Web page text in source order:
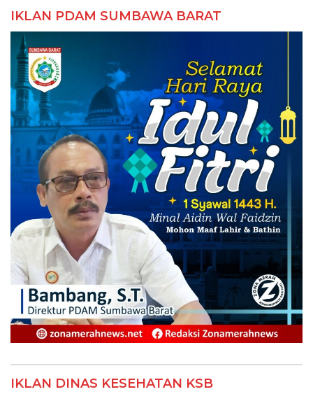
IKLAN PDAM SUMBAWA BARAT
IKLAN DINAS KESEHATAN KSB